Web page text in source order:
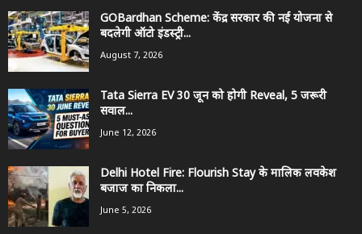
GOBardhan Scheme: केंद्र सरकार की नई योजना से
बदलेगी ऑटो इंडस्ट्री...
August 7, 2026
Tata Sierra EV 30 जून को होगी Reveal, 5 जरूरी
सवाल...
June 12, 2026
Delhi Hotel Fire: Flourish Stay के मालिक लवकेश
बजाज का निकला...
June 5, 2026